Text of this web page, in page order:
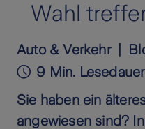
Wahl
Auto & Verkehr
9 Min. Lesedauer
Sie haben ein
angewiesen sind?